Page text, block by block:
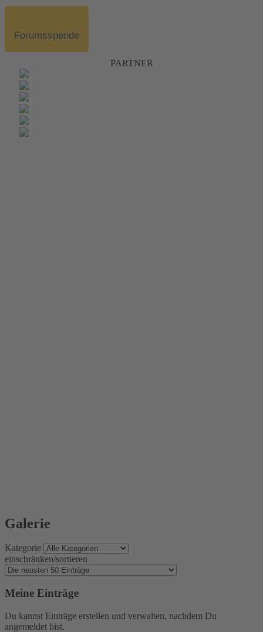
Forumsspende
PARTNER
Galerie
Kategorie
einschränken/sortieren
Meine Einträge
Du kannst Einträge erstellen und verwalten, nachdem Du
angemeldet bist.